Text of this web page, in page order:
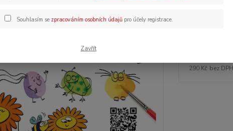
290 Kč bez DPH
Souhlasím se zpracováním osobních údajůpro účely registrace.
Zavřít